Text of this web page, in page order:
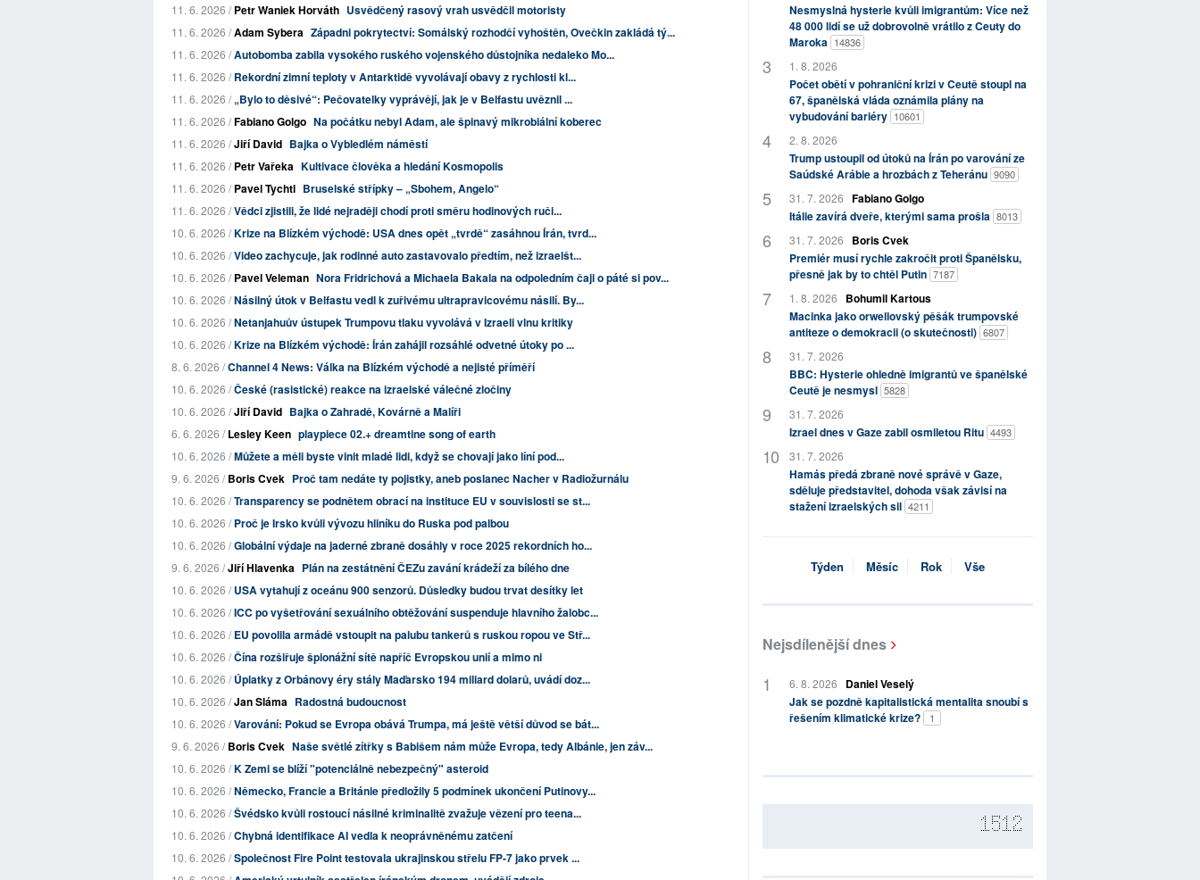
11. 6. 2026 /Petr Waniek Horváth Usvědčený rasový vrah usvědčil motoristy
11. 6. 2026 /Adam Sybera Západni pokrytectví: Somálský rozhodčí vyhoštěn, Ovečkin zakládá tý...
11. 6. 2026 /Autobomba zabila vysokého ruského vojenského důstojníka nedaleko Mo...
11. 6. 2026 /Rekordní zimní teploty v Antarktidě vyvolávají obavy z rychlosti kl...
11. 6. 2026 /„Bylo to děsivé“: Pečovatelky vyprávějí, jak je v Belfastu uvěznil ...
11. 6. 2026 /Fabiano Golgo Na počátku nebyl Adam, ale špinavý mikrobiální koberec
11. 6. 2026 /Jiří David Bajka o Vybledlém náměstí
11. 6. 2026 /Petr Vařeka Kultivace člověka a hledání Kosmopolis
11. 6. 2026 /Pavel Tychtl Bruselské střípky – „Sbohem, Angelo“
11. 6. 2026 /Vědci zjistili, že lidé nejraději chodí proti směru hodinových ruči...
10. 6. 2026 /Krize na Blízkém východě: USA dnes opět „tvrdě“ zasáhnou Írán, tvrd...
10. 6. 2026 /Video zachycuje, jak rodinné auto zastavovalo předtím, než izraelšt...
10. 6. 2026 /Pavel Veleman Nora Fridrichová a Michaela Bakala na odpoledním čaji o páté si pov...
10. 6. 2026 /Násilný útok v Belfastu vedl k zuřivému ultrapravicovému násilí. By...
10. 6. 2026 /Netanjahuův ústupek Trumpovu tlaku vyvolává v Izraeli vlnu kritiky
10. 6. 2026 /Krize na Blízkém východě: Írán zahájil rozsáhlé odvetné útoky po ...
8. 6. 2026 /Channel 4 News: Válka na Blízkém východě a nejisté příměří
10. 6. 2026 /České (rasistické) reakce na izraelské válečné zločiny
10. 6. 2026 /Jiří David Bajka o Zahradě, Kovárně a Malíři
6. 6. 2026 /Lesley Keen playpiece 02.+ dreamtine song of earth
10. 6. 2026 /Můžete a měli byste vinit mladé lidi, když se chovají jako líní pod...
9. 6. 2026 /Boris Cvek Proč tam nedáte ty pojistky, aneb poslanec Nacher v Radiožurnálu
10. 6. 2026 /Transparency se podnětem obrací na instituce EU v souvislosti se st...
10. 6. 2026 /Proč je Irsko kvůli vývozu hliníku do Ruska pod palbou
10. 6. 2026 /Globální výdaje na jaderné zbraně dosáhly v roce 2025 rekordních ho...
9. 6. 2026 /Jiří Hlavenka Plán na zestátnění ČEZu zavání krádeží za bílého dne
10. 6. 2026 /USA vytahují z oceánu 900 senzorů. Důsledky budou trvat desítky let
10. 6. 2026 /ICC po vyšetřování sexuálního obtěžování suspenduje hlavního žalobc...
10. 6. 2026 /EU povolila armádě vstoupit na palubu tankerů s ruskou ropou ve Stř...
10. 6. 2026 /Čína rozšiřuje špionážní sítě napříč Evropskou unií a mimo ni
10. 6. 2026 /Úplatky z Orbánovy éry stály Maďarsko 194 miliard dolarů, uvádí doz...
10. 6. 2026 /Jan Sláma Radostná budoucnost
10. 6. 2026 /Varování: Pokud se Evropa obává Trumpa, má ještě větší důvod se bát...
9. 6. 2026 /Boris Cvek Naše světlé zítřky s Babišem nám může Evropa, tedy Albánie, jen záv...
10. 6. 2026 /K Zemi se blíží "potenciálně nebezpečný" asteroid
10. 6. 2026 /Německo, Francie a Británie předložily 5 podmínek ukončení Putinovy...
10. 6. 2026 /Švédsko kvůli rostoucí násilné kriminalitě zvažuje vězení pro teena...
10. 6. 2026 /Chybná identifikace AI vedla k neoprávněnému zatčení
10. 6. 2026 /Společnost Fire Point testovala ukrajinskou střelu FP-7 jako prvek ...
Nesmyslná hysterie kvůli imigrantům: Více než
48 000 lidí se už dobrovolně vrátilo z Ceuty do
Maroka 14836
1. 8. 2026
Počet obětí v pohraniční krizi v Ceutě stoupl na
67, španělská vláda oznámila plány na
vybudování bariéry 10601
2. 8. 2026
Trump ustoupil od útoků na Írán po varování ze
Saúdské Arábie a hrozbách z Teheránu 9090
31. 7. 2026 Fabiano Golgo
Itálie zavírá dveře, kterými sama prošla 8013
31. 7. 2026
Boris Cvek
Premiér musí rychle zakročit proti Španělsku,
přesně jak by to chtěl Putin 7187
1. 8. 2026
Bohumil Kartous
Macinka jako orwellovský pěšák trumpovské
antiteze o demokracii (o skutečnosti) 6807
31. 7. 2026
BBC: Hysterie ohledně imigrantů ve španělské
Ceutě je nesmysl 5828
31. 7. 2026
Izrael dnes v Gaze zabil osmiletou Ritu 4493
31. 7. 2026
Hamás předá zbraně nové správě v Gaze,
sděluje představitel, dohoda však závisí na
stažení izraelských sil 4211
Týden Měsíc Rok Vše
Nejsdílenější dnes
6. 8. 2026
Daniel Veselý
Jak se pozdně kapitalistická mentalita snoubí s
řešením klimatické krize?
1
1512